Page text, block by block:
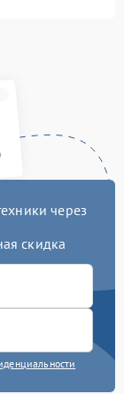
через
скидка